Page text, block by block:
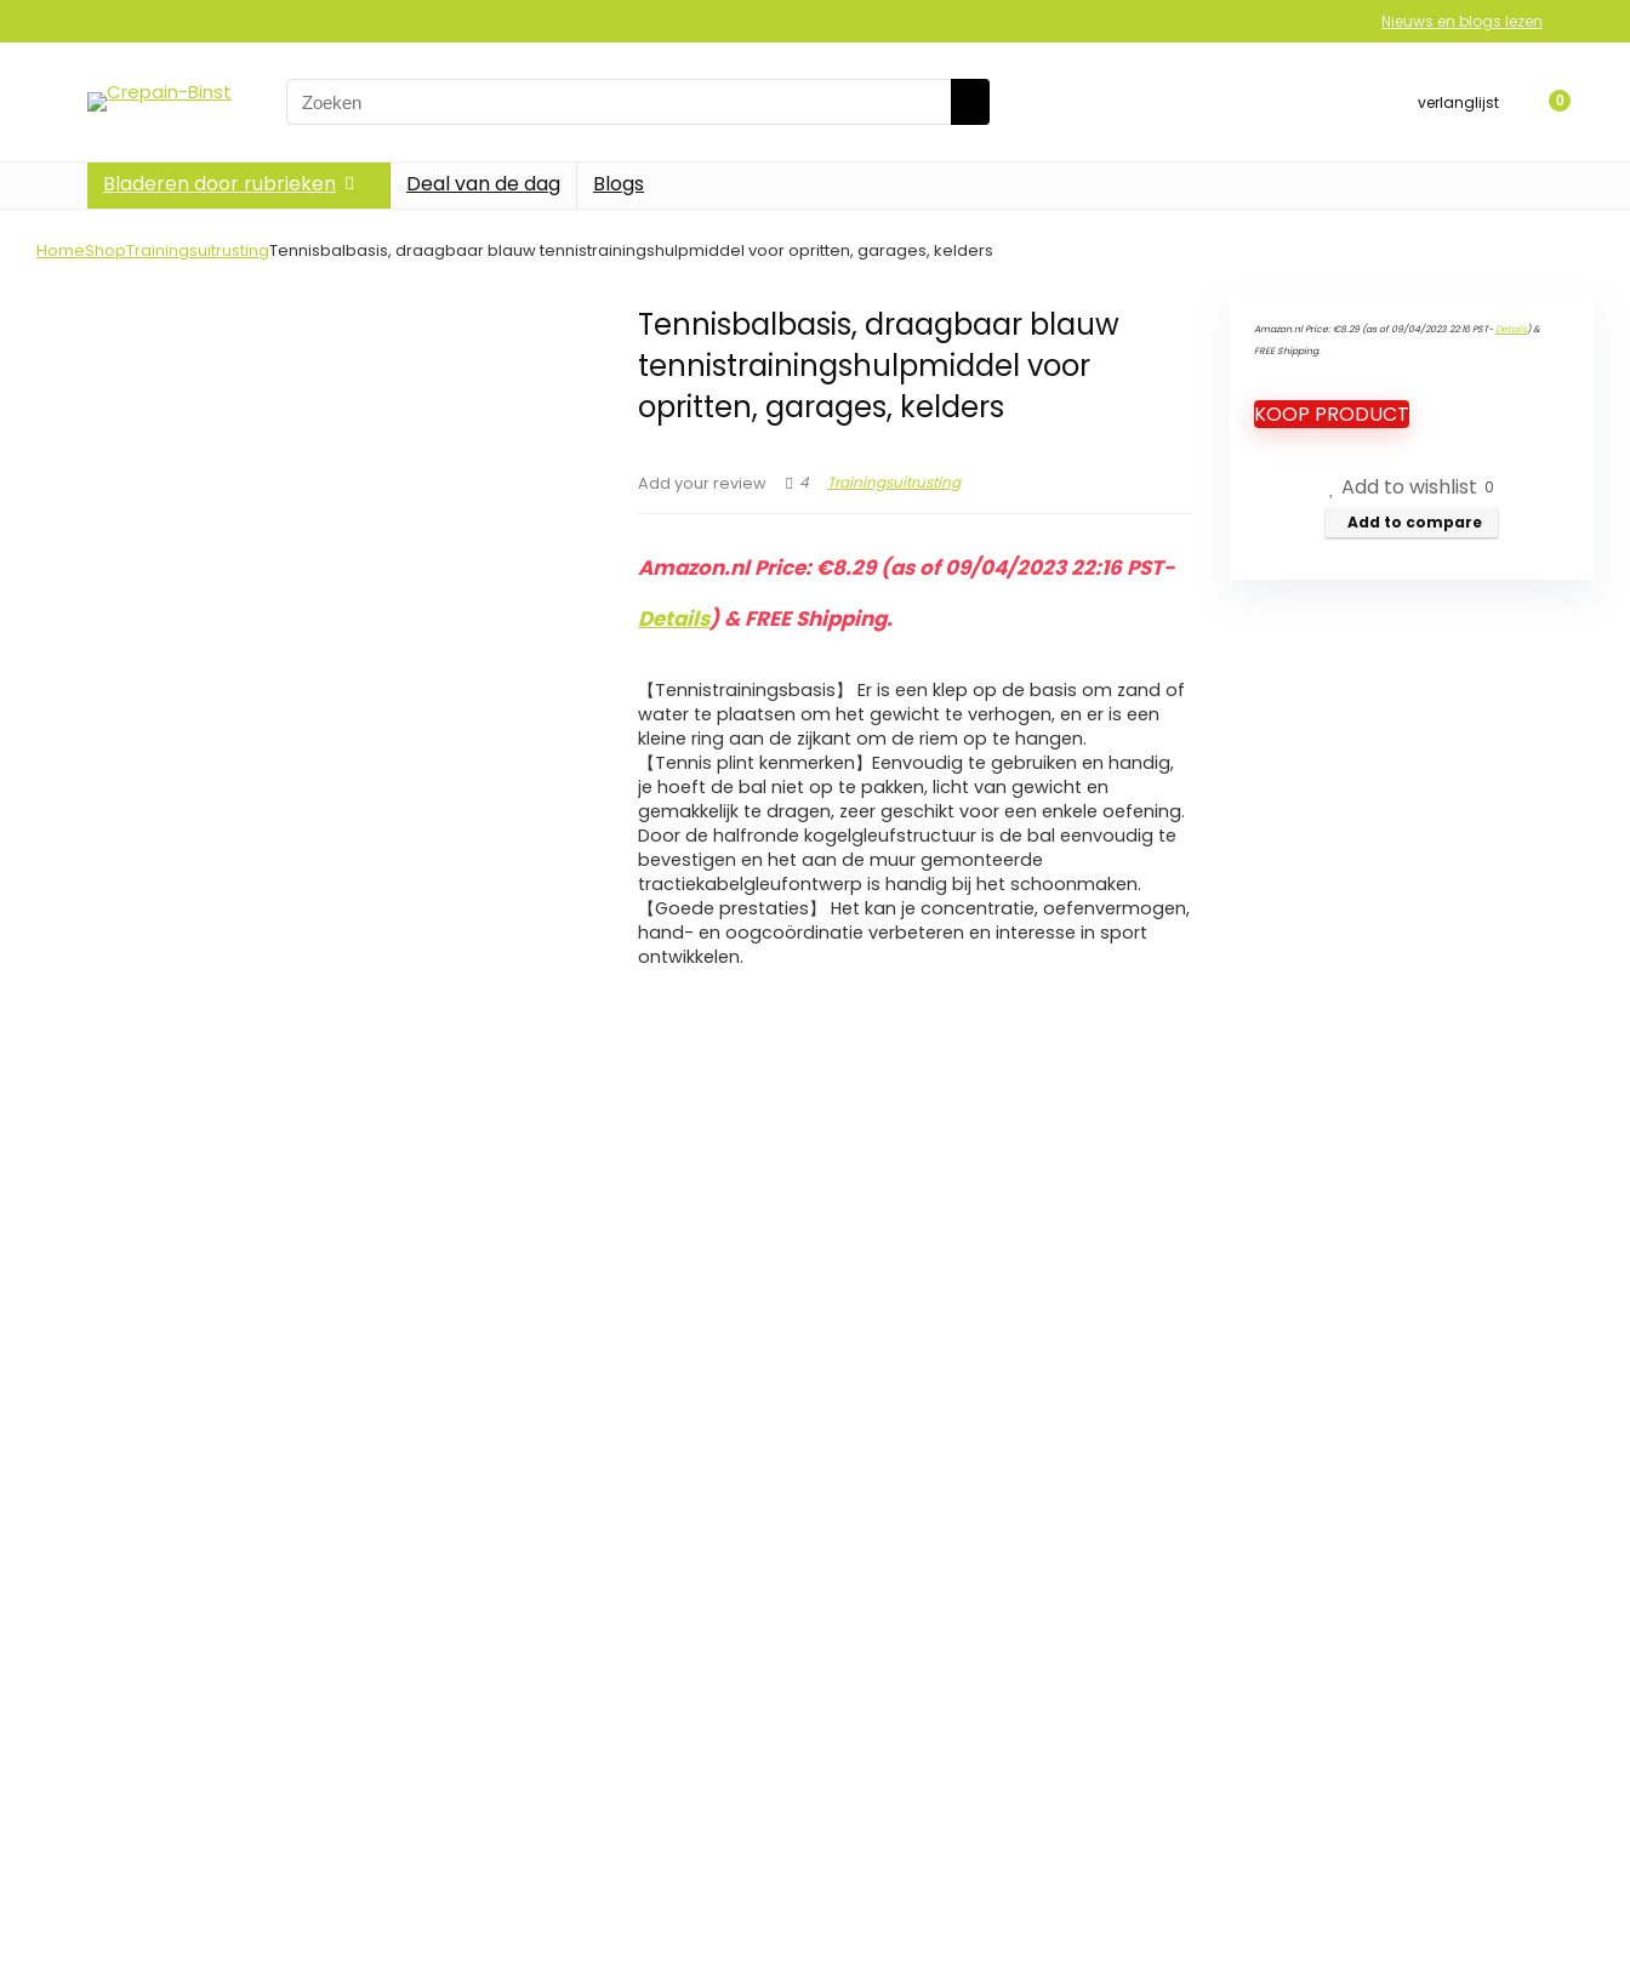
Nieuws en blogs lezen
Search
for:
verlanglijst 0
Bladeren door rubrieken Deal van de dag Blogs
HomeShopTrainingsuitrustingTennisbalbasis, draagbaar blauw tennistrainingshulpmiddel voor opritten, garages, kelders
Tennisbalbasis, draagbaar blauw
tennistrainingshulpmiddel voor
opritten, garages, kelders
Add your review 4 Trainingsuitrusting
Amazon.nl Price:€8.29(as of 09/04/2023 22:16 PST-
Details)&FREE Shipping.
【Tennistrainingsbasis】 Er is een klep op de basis om zand of
water te plaatsen om het gewicht te verhogen, en er is een
kleine ring aan de zijkant om de riem op te hangen.
【Tennis plint kenmerken】Eenvoudig te gebruiken en handig,
je hoeft de bal niet op te pakken, licht van gewicht en
gemakkelijk te dragen, zeer geschikt voor een enkele oefening.
Door de halfronde kogelgleufstructuur is de bal eenvoudig te
bevestigen en het aan de muur gemonteerde
tractiekabelgleufontwerp is handig bij het schoonmaken.
【Goede prestaties】 Het kan je concentratie, oefenvermogen,
hand- en oogcoördinatie verbeteren en interesse in sport
ontwikkelen.
Amazon.nl Price: €8.29(as of 09/04/2023 22:16 PST-Details)&
FREE Shipping.
KOOP PRODUCT
Add to wishlist 0
Add to compare